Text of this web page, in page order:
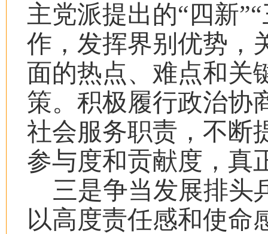
主党派提出的“四新
作，发挥界别优势，
面的热点、难点和关
策。积极履行政治协
社会服务职责，不断
参与度和贡献度，真
三是争当发展排头
以高度责任感和使命